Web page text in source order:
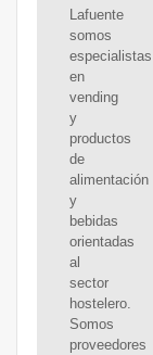
Lafuente
somos
especialistas
en
vending
y
productos
de
alimentación
y
bebidas
orientadas
al
sector
hostelero.
Somos
proveedores